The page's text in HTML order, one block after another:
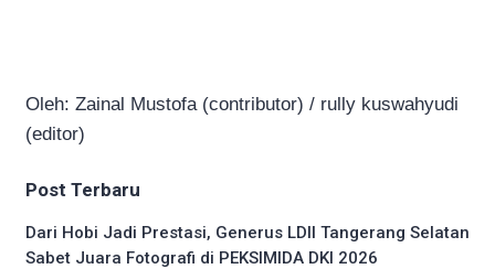
Oleh: Zainal Mustofa (contributor) / rully kuswahyudi
(editor)
Post Terbaru
Dari Hobi Jadi Prestasi, Generus LDII Tangerang Selatan
Sabet Juara Fotografi di PEKSIMIDA DKI 2026